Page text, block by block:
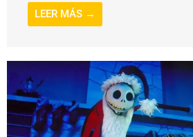
LEER MÁS →